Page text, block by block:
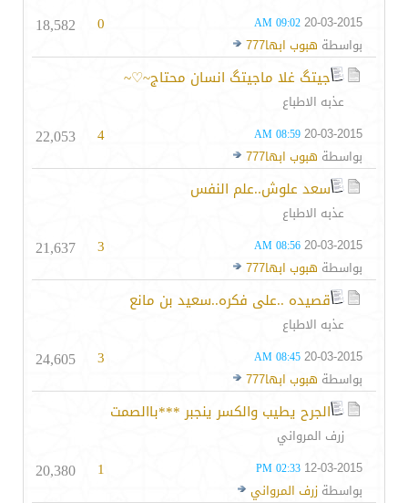
20-03-2015
09:02 AM
بواسطة هبوب ابها777
0
18,582
جيتگ غلا ماجيتگ انسان محتاج~♡~
عذبه الاطباع
20-03-2015
08:59 AM
بواسطة هبوب ابها777
4
22,053
سعد علوش..علم النفس
عذبه الاطباع
20-03-2015
08:56 AM
بواسطة هبوب ابها777
3
21,637
قصيده ..على فكره..سعيد بن مانع
عذبه الاطباع
20-03-2015
08:45 AM
بواسطة هبوب ابها777
3
24,605
الجرح يطيب والكسر ينجبر ***باالصمت
زرف المرواني
12-03-2015
02:33 PM
بواسطة زرف المرواني
1
20,380